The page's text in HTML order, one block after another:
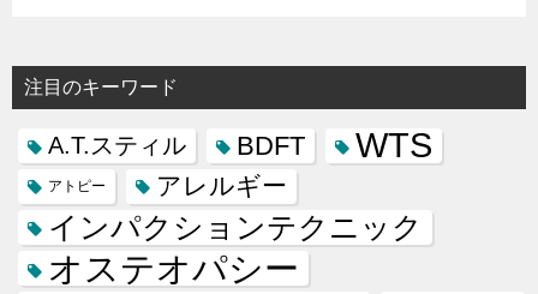
注目のキーワード
A.T.スティル BDFT WTS
アトピー アレルギー
インパクションテクニック
オステオパシー